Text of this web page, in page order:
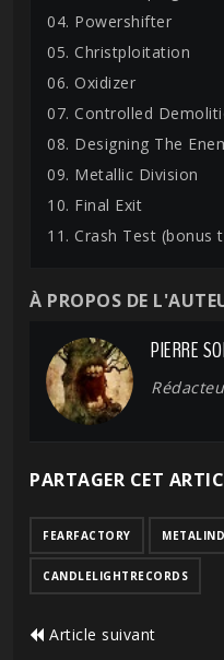
04. Powershifter
05. Christploitation
06. Oxidizer
07. Controlled
08. Designing The
09. Metallic Division
10. Final Exit
11. Crash Test (bonus
À PROPOS DE
PIERRE
PARTAGER CET
FEARFACTORY
CANDLELIGHTRECORDS
Article suivant